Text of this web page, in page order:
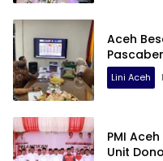
Aceh
Lini Aceh
PMI
Unit